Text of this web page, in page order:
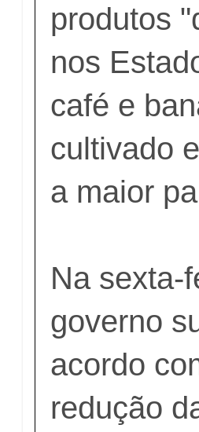
produtos
nos
café e
cultivado
a maior
Na sexta-
governo
acordo
redução